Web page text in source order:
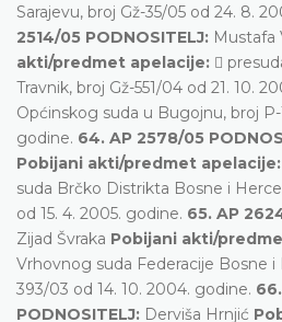
Sarajevu, broj Gž-35/05 od 24. 8.
2514/05 PODNOSITELJ: Mustafa
akti/predmet apelacije: 
Travnik, broj Gž-551/04 od 21. 10.
Općinskog suda u Bugojnu, broj P-
godine. 64. AP 2578/05
Pobijani akti/predmet apelacije:
suda Brčko Distrikta Bosne i
od 15. 4. 2005. godine. 65. AP
Zijad Švraka Pobijani akti/
Vrhovnog suda Federacije Bosne
393/03 od 14. 10. 2004. godine.
PODNOSITELJ: Derviša Hrnjić